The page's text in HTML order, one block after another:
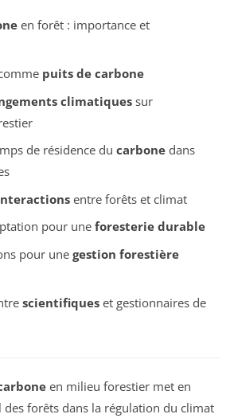
en forêt : importance et
puits de carbone
climatiquessur
de résidence du carbonedans
entre forêts et climat
pour une foresterie durable
pour une gestion forestière
scientifiqueset gestionnaires de
en milieu forestier met en
forêts dans la régulation du climat